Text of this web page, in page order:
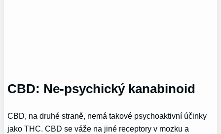
CBD: Ne-psychický kanabinoid
CBD, na druhé straně, nemá takové psychoaktivní účinky
jako THC. CBD se váže na jiné receptory v mozku a